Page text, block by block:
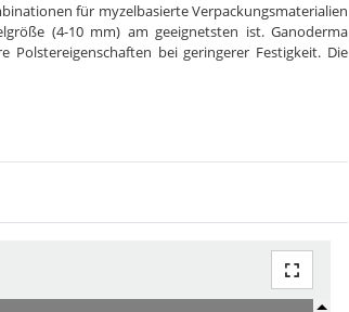
für myzelbasierte Verpackungsmaterialien
(4-10 mm) am geeignetsten ist. Ganoderma
bei geringerer Festigkeit. Die